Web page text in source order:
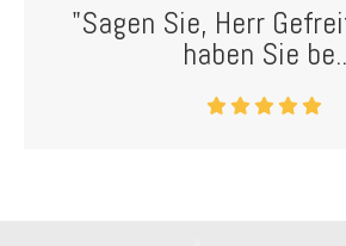
"Sagen Sie, Herr
haben Sie